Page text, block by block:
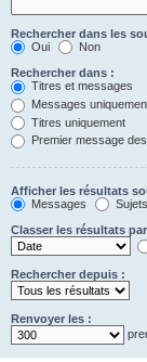
Rechercher dans les
Oui
Non
Rechercher dans :
Titres et messages
Messages
Titres uniquement
Premier message
Afficher les résultats
Messages
Sujets
Classer les résultats
Rechercher depuis :
Renvoyer les :